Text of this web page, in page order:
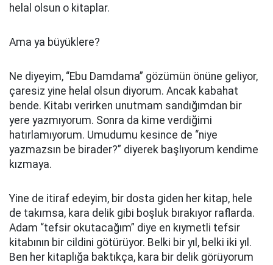
helal olsun o kitaplar.
Ama ya büyüklere?
Ne diyeyim, “Ebu Damdama” gözümün önüne geliyor,
çaresiz yine helal olsun diyorum. Ancak kabahat
bende. Kitabı verirken unutmam sandığımdan bir
yere yazmıyorum. Sonra da kime verdiğimi
hatırlamıyorum. Umudumu kesince de “niye
yazmazsın be birader?” diyerek başlıyorum kendime
kızmaya.
Yine de itiraf edeyim, bir dosta giden her kitap, hele
de takımsa, kara delik gibi boşluk bırakıyor raflarda.
Adam “tefsir okutacağım” diye en kıymetli tefsir
kitabının bir cildini götürüyor. Belki bir yıl, belki iki yıl.
Ben her kitaplığa baktıkça, kara bir delik görüyorum